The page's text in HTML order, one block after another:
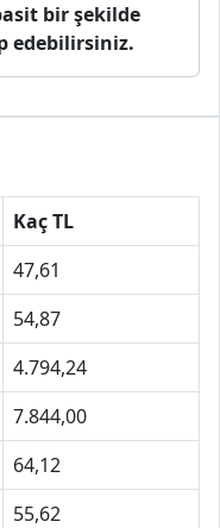
bir şekilde
edebilirsiniz.
Kaç TL
47,61
54,87
4.794,24
7.844,00
64,12
55,62